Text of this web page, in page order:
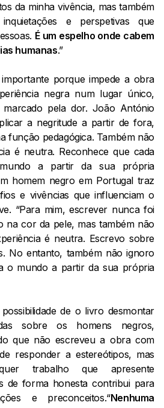
da minha vivência, mas também
e perspetivas que
É um espelho onde cabem
humanas.”
importante porque impede a obra
negra num lugar único,
pela dor. João António
a negritude a partir de fora,
função pedagógica. Também não
é neutra. Reconhece que cada
a partir da sua própria
homem negro em Portugal traz
e vivências que influenciam o
“Para mim, escrever nunca foi
na cor da pele, mas também não
é neutra. Escrevo sobre
No entanto, também não ignoro
o mundo a partir da sua própria
de o livro desmontar
sobre os homens negros,
que não escreveu a obra com
responder a estereótipos, mas
trabalho que apresente
de forma honesta contribui para
e preconceitos.“Nenhuma